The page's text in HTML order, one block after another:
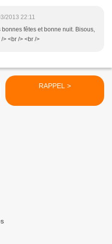
2013 22:11
bonnes fêtes et bonne nuit. Bisous,
> <br /> <br />
RAPPEL >